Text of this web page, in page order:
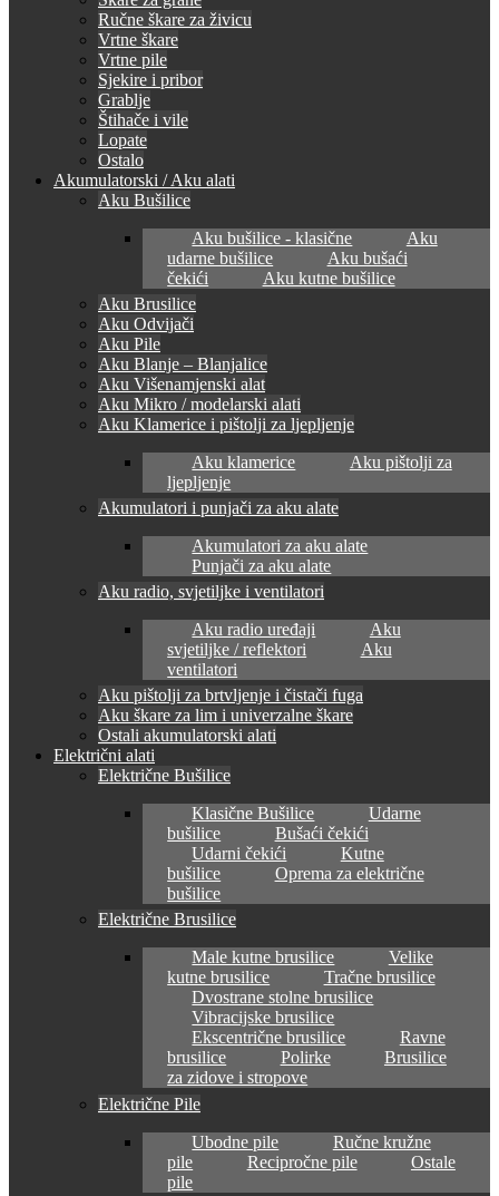
Ručne škare za živicu
Vrtne škare
Vrtne pile
Sjekire i pribor
Grablje
Štihače i vile
Lopate
Ostalo
Akumulatorski / Aku alati
Aku Bušilice
Aku bušilice - klasične
Aku
udarne bušilice
Aku bušaći
čekići
Aku kutne bušilice
Aku Brusilice
Aku Odvijači
Aku Pile
Aku Blanje – Blanjalice
Aku Višenamjenski alat
Aku Mikro / modelarski alati
Aku Klamerice i pištolji za ljepljenje
Aku klamerice
Aku pištolji za
ljepljenje
Akumulatori i punjači za aku alate
Akumulatori za aku alate
Punjači za aku alate
Aku radio, svjetiljke i ventilatori
Aku radio uređaji
Aku
svjetiljke / reflektori
Aku
ventilatori
Aku pištolji za brtvljenje i čistači fuga
Aku škare za lim i univerzalne škare
Ostali akumulatorski alati
Električni alati
Električne Bušilice
Klasične Bušilice
Udarne
bušilice
Bušaći čekići
Udarni čekići
Kutne
bušilice
Oprema za električne
bušilice
Električne Brusilice
Male kutne brusilice
Velike
kutne brusilice
Tračne brusilice
Dvostrane stolne brusilice
Vibracijske brusilice
Ekscentrične brusilice
Ravne
brusilice
Polirke
Brusilice
za zidove i stropove
Električne Pile
Ubodne pile
Ručne kružne
pile
Recipročne pile
Ostale
pile